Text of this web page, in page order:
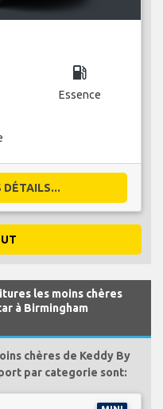
local_gas_station
Essence
DÉTAILS...
les moins chères
à Birmingham
chères de Keddy By
par categorie sont: